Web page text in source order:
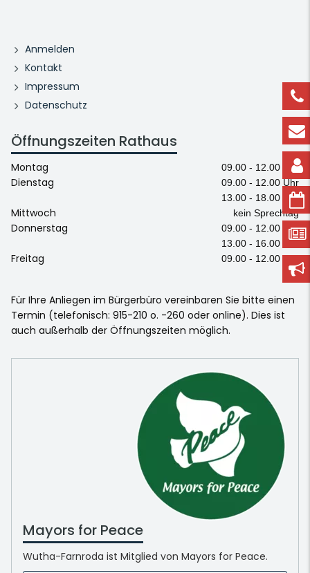
Anmelden
Kontakt
Impressum
Datenschutz
Öffnungszeiten Rathaus
Montag 09.00 - 12.00 Uhr
Dienstag
09.00 - 12.00 Uhr
13.00 - 18.00 Uhr
Mittwoch kein Sprechtag
Donnerstag
09.00 - 12.00 Uhr
13.00 - 16.00 Uhr
Freitag 09.00 - 12.00 Uhr
Für Ihre Anliegen im Bürgerbüro vereinbaren Sie bitte einen
Termin (telefonisch: 915-210 o. -260 oder online). Dies ist
auch außerhalb der Öffnungszeiten möglich.
Mayors for Peace
Wutha-Farnroda ist Mitglied von Mayors for Peace.